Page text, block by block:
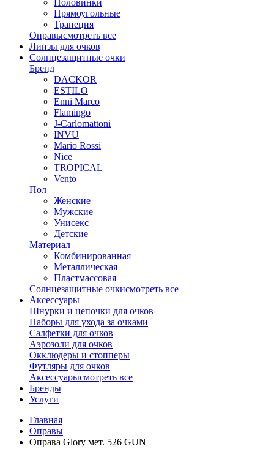
Прямоугольные
Трапеция
Оправысмотреть все
Линзы для очков
Солнцезащитные очки
Бренд
DACKOR
ESTILO
Enni Marco
Flamingo
J-Carlomattoni
INVU
Mario Rossi
Nice
TROPICAL
Vento
Пол
Женские
Мужские
Унисекс
Детские
Материал
Комбинированная
Металлическая
Пластмассовая
Солнцезащитные очкисмотреть все
Аксессуары
Шнурки и цепочки для очков
Наборы для ухода за очками
Салфетки для очков
Аэрозоли для очков
Окклюдеры и стопперы
Футляры для очков
Аксессуарысмотреть все
Бренды
Услуги
Главная
Оправы
Оправа Glory мет. 526 GUN